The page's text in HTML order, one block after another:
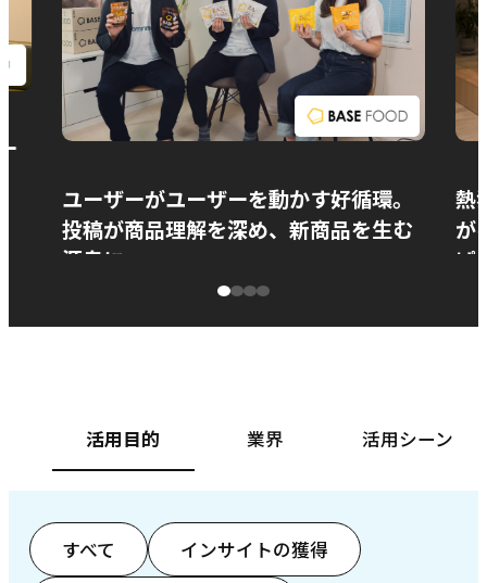
お問い合わせ
ユーザーがユーザーを動かす好循環。
投稿が商品理解を深め、新商品を生む
源泉に
熱
が
ぱ
活用目的 業界 活用シーン
すべて インサイトの獲得